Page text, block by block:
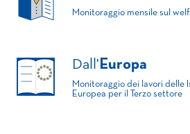
Monitoraggio mensile sul
Dall' Europa
Monitoraggio dei lavori delle
Europea per il Terzo settore